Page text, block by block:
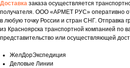
Доставка заказа осуществляется
получателя. ООО «АРМЕТ РУС» оперативно
в любую точку России и стран СНГ. Отправка
из Красноярска транспортной компанией по
представительство или осуществляющей
ЖелДорЭкспедиция
Деловые Линии